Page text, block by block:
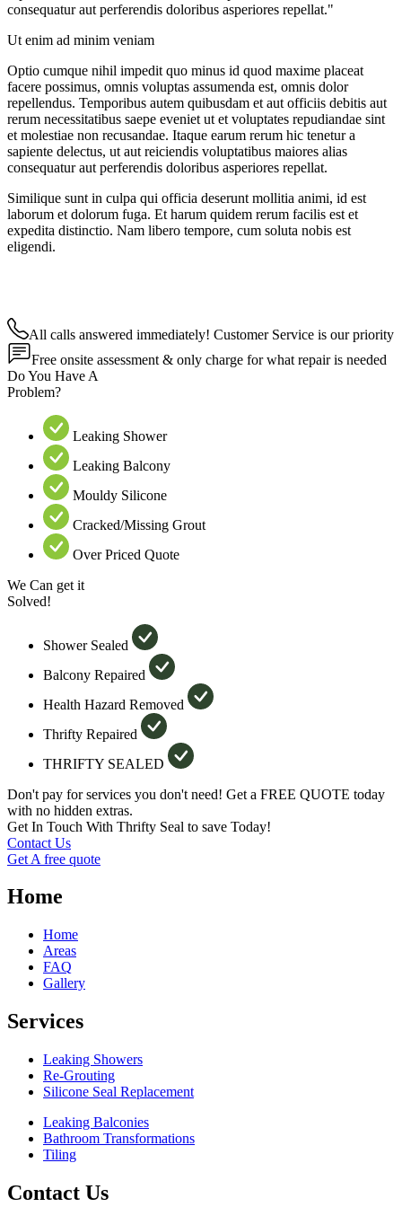
consequatur aut perferendis doloribus asperiores repellat."
Ut enim ad minim veniam
Optio cumque nihil impedit quo minus id quod maxime placeat
facere possimus, omnis voluptas assumenda est, omnis dolor
repellendus. Temporibus autem quibusdam et aut officiis debitis aut
rerum necessitatibus saepe eveniet ut et voluptates repudiandae sint
et molestiae non recusandae. Itaque earum rerum hic tenetur a
sapiente delectus, ut aut reiciendis voluptatibus maiores alias
consequatur aut perferendis doloribus asperiores repellat.
Similique sunt in culpa qui officia deserunt mollitia animi, id est
laborum et dolorum fuga. Et harum quidem rerum facilis est et
expedita distinctio. Nam libero tempore, cum soluta nobis est
eligendi.
All calls answered immediately! Customer Service is our priority
Free onsite assessment & only charge for what repair is needed
Do You Have A
Problem?
Leaking Shower
Leaking Balcony
Mouldy Silicone
Cracked/Missing Grout
Over Priced Quote
We Can get it
Solved!
Shower Sealed
Balcony Repaired
Health Hazard Removed
Thrifty Repaired
THRIFTY SEALED
Don't pay for services you don't need! Get a FREE QUOTE today
with no hidden extras.
Get In Touch With Thrifty Seal to save Today!
Contact Us
Get A free quote
Home
Home
Areas
FAQ
Gallery
Services
Leaking Showers
Re-Grouting
Silicone Seal Replacement
Leaking Balconies
Bathroom Transformations
Tiling
Contact Us